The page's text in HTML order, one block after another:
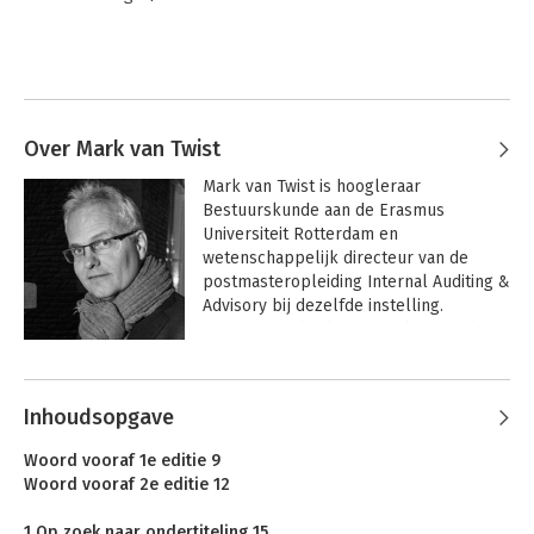
Over Mark van Twist
Mark van Twist is hoogleraar
Bestuurskunde aan de Erasmus
Universiteit Rotterdam en
wetenschappelijk directeur van de
postmasteropleiding Internal Auditing &
Advisory bij dezelfde instelling.
Openbaar Bestuur (NSOB) in Den Haag.
besturen, organiseren en adviseren,
maar heeft daar in de praktijk zelf ook
veel ervaring mee, onder meer als lid in
buitengewone dienst van het College
Andere boeken door Mark van
Twist
Inhoudsopgave
Woord vooraf 1e editie 9
Woord vooraf 2e editie 12